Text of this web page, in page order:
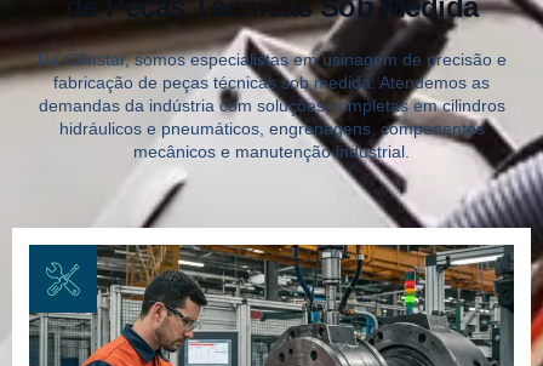
de Peças Técnicas Sob Medida
Na Cilinstar, somos especialistas em usinagem de precisão e
fabricação de peças técnicas sob medida. Atendemos as
demandas da indústria com soluções completas em cilindros
hidráulicos e pneumáticos, engrenagens, componentes
mecânicos e manutenção industrial.